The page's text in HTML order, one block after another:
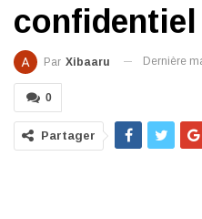
confidentiel
Par Xibaaru Dernière
0
Partager